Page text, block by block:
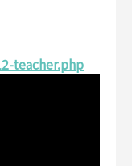
teacher.php